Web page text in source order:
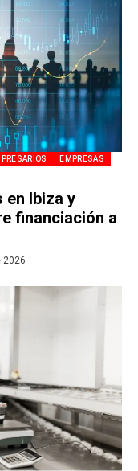
EMPRESAS
en Ibiza y
financiación a
2026